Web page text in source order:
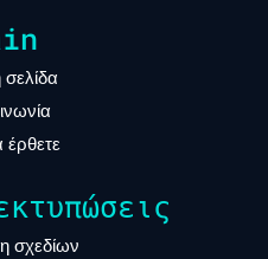
σχεδίων